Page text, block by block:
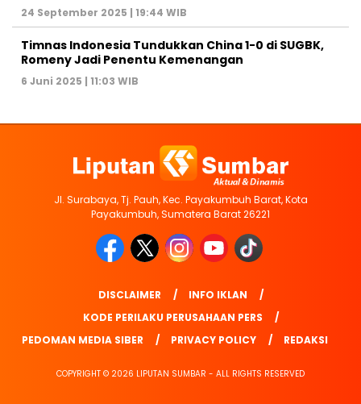
24 September 2025 | 19:44 WIB
Timnas Indonesia Tundukkan China 1-0 di SUGBK,
Romeny Jadi Penentu Kemenangan
6 Juni 2025 | 11:03 WIB
Jl. Surabaya, Tj. Pauh, Kec. Payakumbuh Barat, Kota
Payakumbuh, Sumatera Barat 26221
DISCLAIMER
INFO IKLAN
KODE PERILAKU PERUSAHAAN PERS
PEDOMAN MEDIA SIBER
PRIVACY POLICY REDAKSI
COPYRIGHT © 2026 LIPUTAN SUMBAR - ALL RIGHTS RESERVED